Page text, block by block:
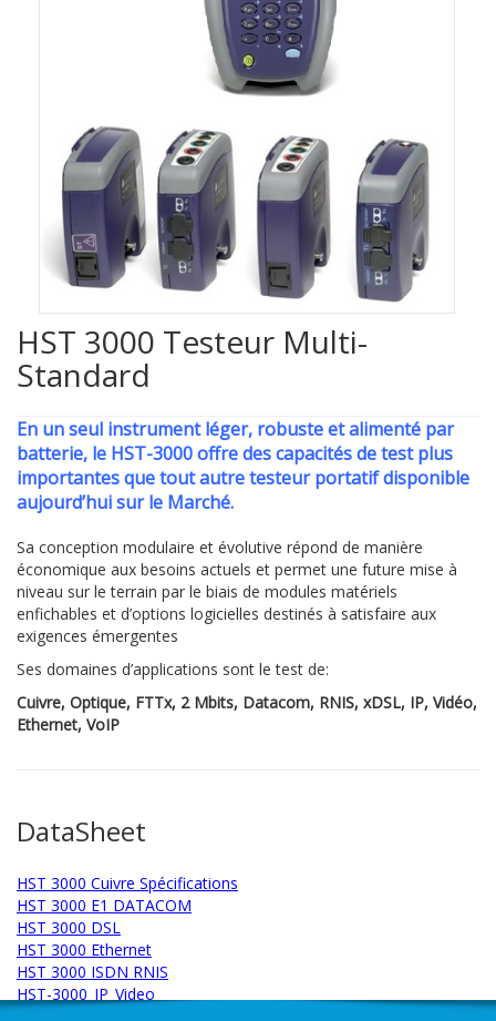
HST 3000 Testeur Multi-
Standard
En un seul instrument léger, robuste et alimenté par
batterie, le HST-3000 offre des capacités de test plus
importantes que tout autre testeur portatif disponible
aujourd’hui sur le Marché.
Sa conception modulaire et évolutive répond de manière
économique aux besoins actuels et permet une future mise à
niveau sur le terrain par le biais de modules matériels
enfichables et d’options logicielles destinés à satisfaire aux
exigences émergentes
Ses domaines d’applications sont le test de:
Cuivre, Optique, FTTx, 2 Mbits, Datacom, RNIS, xDSL, IP, Vidéo,
Ethernet, VoIP
DataSheet
HST 3000 Cuivre Spécifications
HST 3000 E1 DATACOM
HST 3000 DSL
HST 3000 Ethernet
HST 3000 ISDN RNIS
HST-3000_IP_Video